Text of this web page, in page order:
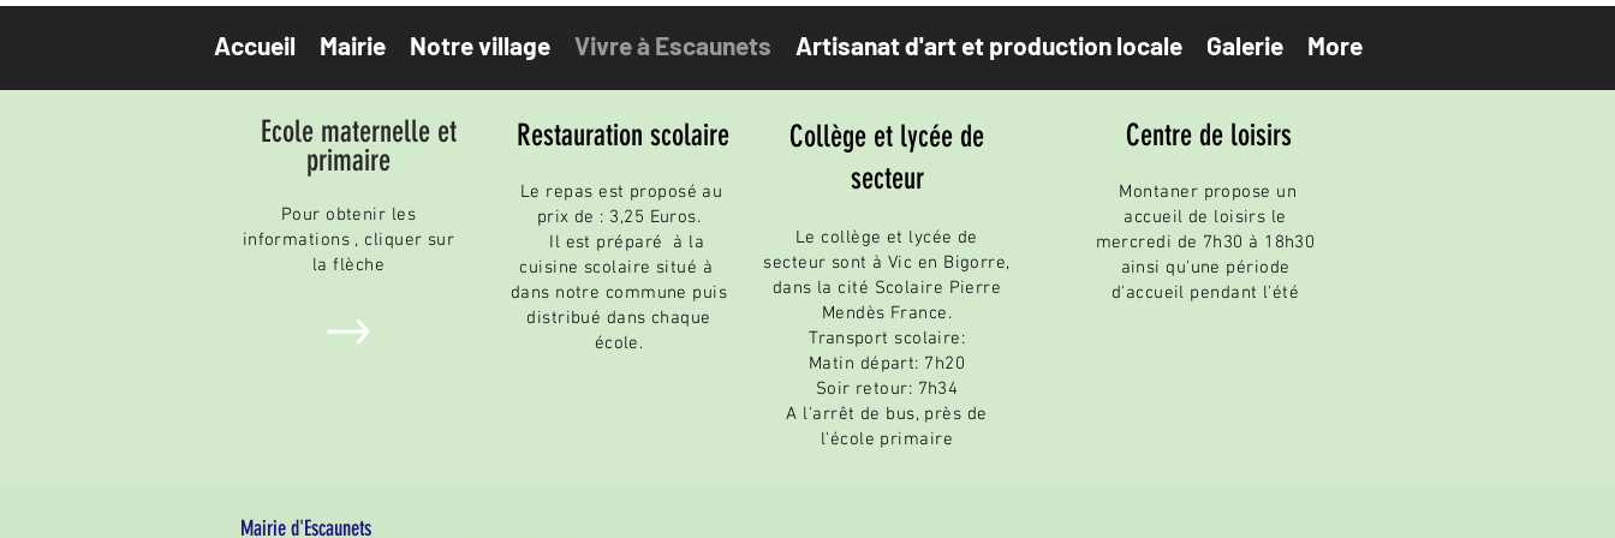
Accueil Mairie Notre village Vivre à Escaunets Artisanat d'art et production locale Galerie More
Ecole maternelle et
primaire
Pour obtenir les
informations , cliquer sur
la flèche
Restauration scolaire
Le repas est proposé au
prix de : 3,25 Euros.
Il est préparé à la
cuisine scolaire situé à
dans notre commune puis
distribué dans chaque
école.
Collège et lycée de
secteur
Le collège et lycée de
secteur sont à Vic en Bigorre,
dans la cité Scolaire Pierre
Mendès France.
Transport scolaire:
Matin départ: 7h20
Soir retour: 7h34
A l'arrêt de bus, près de
l'école primaire
Centre de loisirs
Montaner propose un
accueil de loisirs le
mercredi de 7h30 à 18h30
ainsi qu'une période
d'accueil pendant l'été
Mairie d'Escaunets